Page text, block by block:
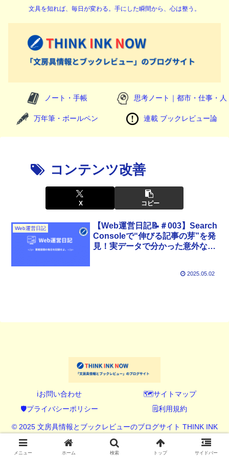
文具を知れば、毎日が変わる。手にした瞬間から、心は整う。
ノート・手帳 思考ノート｜都市・仕事・人
万年筆・ボールペン 連載 ブックレビュー論
コンテンツ改善
X コピー
Web運営日記
【Web運営日記📝＃003】Search
Consoleで“伸びる記事の芽”を発
見！実データで分かった意外な人
2025.05.02
ℹ️お問い合わせ
🗺️サイトマップ
🛡️プライバシーポリシー
🗒️利用規約
© 2025 文房具情報とブックレビューのブログサイト THINK INK
NOW (シンク インク ナウ).
メニュー ホーム 検索 トップ サイドバー